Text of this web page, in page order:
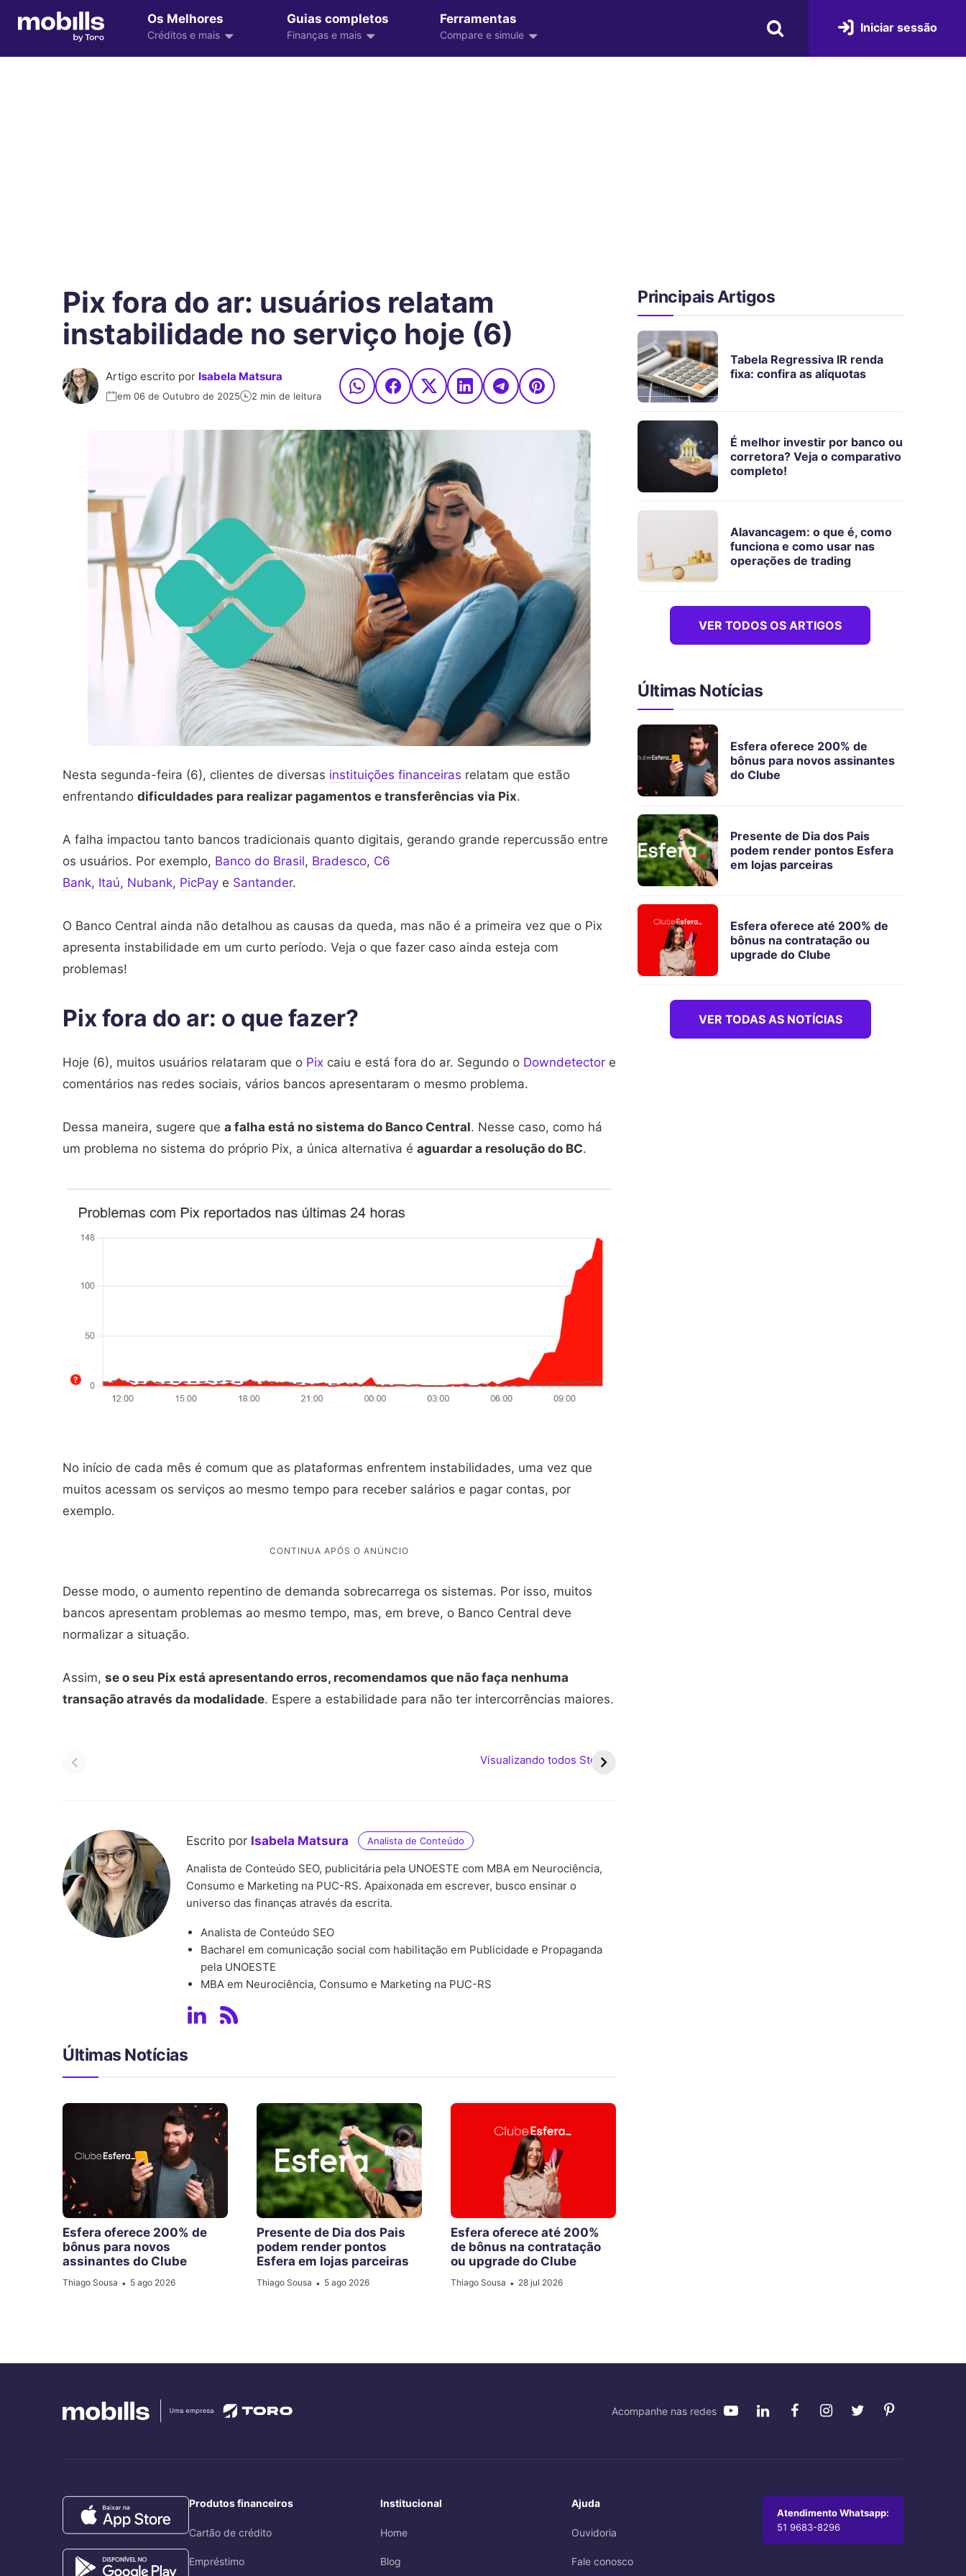
Os Melhores
Créditos e mais
Guias completos
Finanças e mais
Ferramentas
Compare e simule
Iniciar sessão
Pix fora do ar: usuários relatam
instabilidade no serviço hoje (6)
Artigo escrito por Isabela Matsura
em 06 de Outubro de 2025 2 min de leitura
Nesta segunda-feira (6), clientes de diversas instituições financeiras relatam que estão
enfrentando dificuldades para realizar pagamentos e transferências via Pix.
A falha impactou tanto bancos tradicionais quanto digitais, gerando grande repercussão entre
os usuários. Por exemplo, Banco do Brasil, Bradesco, C6
Bank, Itaú, Nubank, PicPay e Santander.
O Banco Central ainda não detalhou as causas da queda, mas não é a primeira vez que o Pix
apresenta instabilidade em um curto período. Veja o que fazer caso ainda esteja com
problemas!
Pix fora do ar: o que fazer?
Hoje (6), muitos usuários relataram que o Pix caiu e está fora do ar. Segundo o Downdetector e
comentários nas redes sociais, vários bancos apresentaram o mesmo problema.
Dessa maneira, sugere que a falha está no sistema do Banco Central. Nesse caso, como há
um problema no sistema do próprio Pix, a única alternativa é aguardar a resolução do BC.
No início de cada mês é comum que as plataformas enfrentem instabilidades, uma vez que
muitos acessam os serviços ao mesmo tempo para receber salários e pagar contas, por
exemplo.
Desse modo, o aumento repentino de demanda sobrecarrega os sistemas. Por isso, muitos
bancos apresentam problemas ao mesmo tempo, mas, em breve, o Banco Central deve
normalizar a situação.
Assim, se o seu Pix está apresentando erros, recomendamos que não faça nenhuma
transação através da modalidade. Espere a estabilidade para não ter intercorrências maiores.
Visualizando todos Stories
PIS/Pasep iniciam em
fevereiro com novas
de 2026 do Bolsa
Família: veja as datas!
Escrito por Isabela Matsura Analista de Conteúdo
Analista de Conteúdo SEO, publicitária pela UNOESTE com MBA em Neurociência,
Consumo e Marketing na PUC-RS. Apaixonada em escrever, busco ensinar o
universo das finanças através da escrita.
Analista de Conteúdo SEO
Bacharel em comunicação social com habilitação em Publicidade e Propaganda
pela UNOESTE
MBA em Neurociência, Consumo e Marketing na PUC-RS
Últimas Notícias
Esfera oferece 200% de
bônus para novos
assinantes do Clube
Thiago Sousa • 5 ago 2026
Presente de Dia dos Pais
podem render pontos
Esfera em lojas parceiras
Thiago Sousa • 5 ago 2026
Esfera oferece até 200%
de bônus na contratação
ou upgrade do Clube
Thiago Sousa • 28 jul 2026
Principais Artigos
Tabela Regressiva IR renda
fixa: confira as alíquotas
É melhor investir por banco ou
corretora? Veja o comparativo
completo!
Alavancagem: o que é, como
funciona e como usar nas
operações de trading
VER TODOS OS ARTIGOS
Últimas Notícias
Esfera oferece 200% de
bônus para novos assinantes
do Clube
Presente de Dia dos Pais
podem render pontos Esfera
em lojas parceiras
Esfera oferece até 200% de
bônus na contratação ou
upgrade do Clube
VER TODAS AS NOTÍCIAS
Acompanhe nas redes
Produtos financeiros
Cartão de crédito
Empréstimo
Institucional
Home
Blog
Ajuda
Ouvidoria
Fale conosco
Atendimento Whatsapp:
51 9683-8296